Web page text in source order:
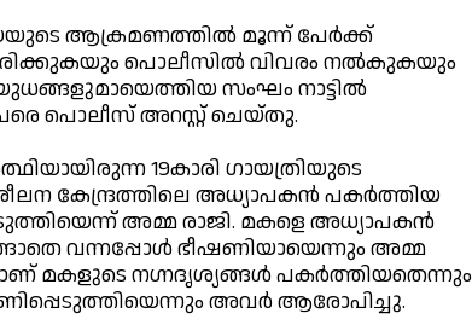
ആക്രമണത്തില്‍ മൂന്ന് പേര്‍ക്ക്
പൊലീസില്‍ വിവരം നല്‍കുകയും
സംഘം നാട്ടില്‍
പൊലീസ് അറസ്റ്റ് ചെയ്തു.
19കാരി ഗായത്രിയുടെ
കേന്ദ്രത്തിലെ അധ്യാപകന്‍ പകര്‍ത്തിയ
അമ്മ രാജി. മകളെ അധ്യാപകന്‍
വന്നപ്പോള്‍ ഭീഷണിയായെന്നും അമ്മ
മകളുടെ നഗ്നദൃശ്യങ്ങള്‍ പകര്‍ത്തിയതെന്നും
അവര്‍ ആരോപിച്ചു.